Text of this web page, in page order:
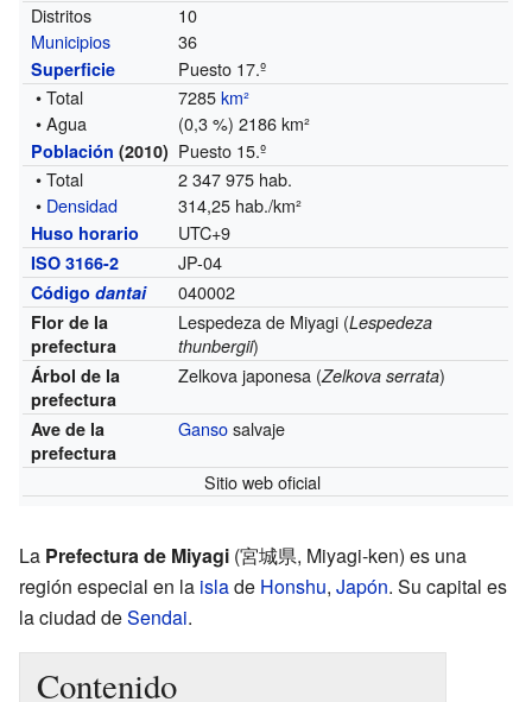
Distritos
10
Municipios
36
Superficie
Puesto 17.º
• Total
7285km²
• Agua
(0,3 %) 2186 km²
Población (2010) Puesto 15.º
• Total
2 347 975 hab.
• Densidad 314,25 hab./km²
Huso horario UTC+9
ISO 3166-2 JP-04
Códigodantai 040002
Flor de la
prefectura
Lespedeza de Miyagi (Lespedeza
thunbergii)
Árbol de la
prefectura
Zelkova japonesa (Zelkova serrata)
Ave de la
prefectura
Gansosalvaje
Sitio web oficial
La Prefectura de Miyagi (宮城県, Miyagi-ken) es una
región especial en la islade Honshu, Japón. Su capital es
la ciudad deSendai.
Contenido